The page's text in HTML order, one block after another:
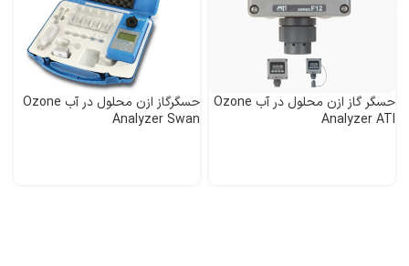
حسگر گاز ازن محلول در آب Ozone
Analyzer ATI
حسگرگاز ازن محلول در آب Ozone
Analyzer Swan